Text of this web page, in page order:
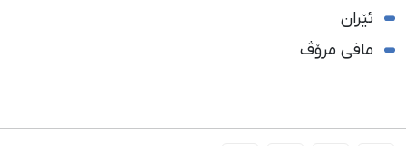
ئێران
مافی مرۆڤ